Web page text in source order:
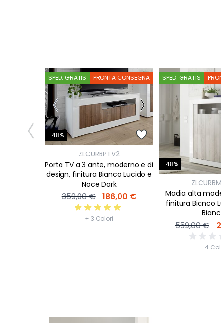
SPED. GRATIS PRONTA CONSEGNA
-48%
ZLCURBPTV2
Porta TV a 3 ante, moderno e di
design, finitura Bianco Lucido e
Noce Dark
359,00 € 186,00 €
+ 3 Colori
SPED. GRATIS
-48%
Madia alta
finitura Bianco
559,00 €
+ 4